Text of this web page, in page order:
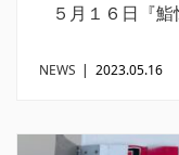
５月１６日『
NEWS | 2023.05.16